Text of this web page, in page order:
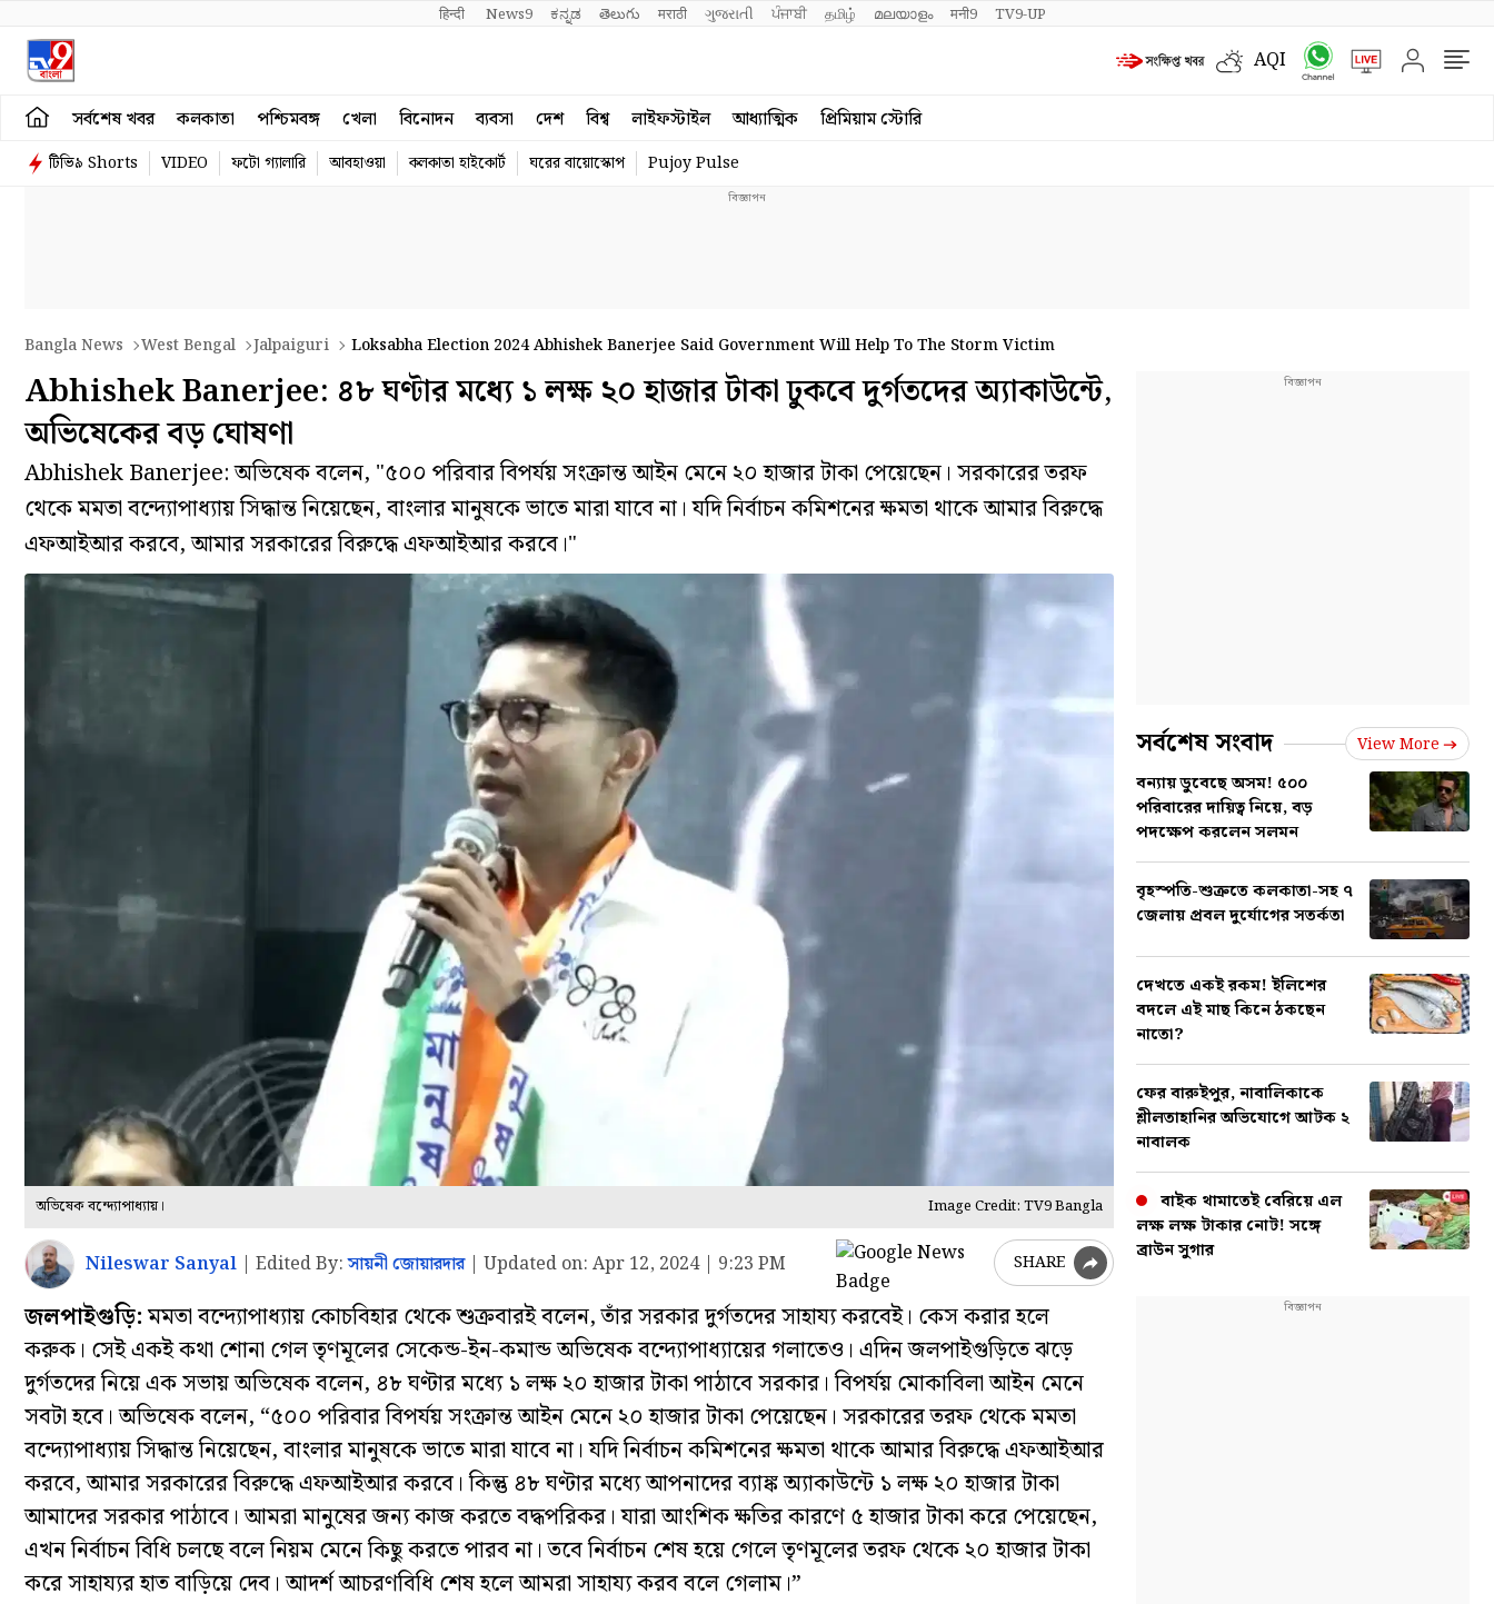
हिन्दी News9 ಕನ್ನಡ తెలుగు मराठी ગુજરાતી ਪੰਜਾਬੀ தமிழ் മലയാളം मनी9 TV9-UP
AQI
সর্বশেষ খবর কলকাতা পশ্চিমবঙ্গ খেলা বিনোদন ব্যবসা দেশ বিশ্ব লাইফস্টাইল আধ্যাত্মিক প্রিমিয়াম স্টোরি
টিভি৯ Shorts VIDEO ফটো গ্যালারি আবহাওয়া কলকাতা হাইকোর্ট ঘরের বায়োস্কোপ Pujoy Pulse
Bangla News West Bengal Jalpaiguri Loksabha Election 2024 Abhishek Banerjee Said Government Will Help To The Storm Victim
Abhishek Banerjee: ৪৮ ঘণ্টার মধ্যে ১ লক্ষ ২০ হাজার টাকা ঢুকবে দুর্গতদের অ্যাকাউন্টে,
অভিষেকের বড় ঘোষণা
Abhishek Banerjee: অভিষেক বলেন, "৫০০ পরিবার বিপর্যয় সংক্রান্ত আইন মেনে ২০ হাজার টাকা পেয়েছেন। সরকারের তরফ
থেকে মমতা বন্দ্যোপাধ্যায় সিদ্ধান্ত নিয়েছেন, বাংলার মানুষকে ভাতে মারা যাবে না। যদি নির্বাচন কমিশনের ক্ষমতা থাকে আমার বিরুদ্ধে
এফআইআর করবে, আমার সরকারের বিরুদ্ধে এফআইআর করবে।"
অভিষেক বন্দ্যোপাধ্যায়। Image Credit: TV9 Bangla
Nileswar Sanyal | Edited By:সায়নী জোয়ারদার| Updated on: Apr 12, 2024 | 9:23 PM SHARE
জলপাইগুড়ি:মমতা বন্দ্যোপাধ্যায় কোচবিহার থেকে শুক্রবারই বলেন, তাঁর সরকার দুর্গতদের সাহায্য করবেই। কেস করার হলে
করুক। সেই একই কথা শোনা গেল তৃণমূলের সেকেন্ড-ইন-কমান্ড অভিষেক বন্দ্যোপাধ্যায়ের গলাতেও। এদিন জলপাইগুড়িতে ঝড়ে
দুর্গতদের নিয়ে এক সভায় অভিষেক বলেন, ৪৮ ঘণ্টার মধ্যে ১ লক্ষ ২০ হাজার টাকা পাঠাবে সরকার। বিপর্যয় মোকাবিলা আইন মেনে
সবটা হবে। অভিষেক বলেন, “৫০০ পরিবার বিপর্যয় সংক্রান্ত আইন মেনে ২০ হাজার টাকা পেয়েছেন। সরকারের তরফ থেকে মমতা
বন্দ্যোপাধ্যায় সিদ্ধান্ত নিয়েছেন, বাংলার মানুষকে ভাতে মারা যাবে না। যদি নির্বাচন কমিশনের ক্ষমতা থাকে আমার বিরুদ্ধে এফআইআর
করবে, আমার সরকারের বিরুদ্ধে এফআইআর করবে। কিন্তু ৪৮ ঘণ্টার মধ্যে আপনাদের ব্যাঙ্ক অ্যাকাউন্টে ১ লক্ষ ২০ হাজার টাকা
আমাদের সরকার পাঠাবে। আমরা মানুষের জন্য কাজ করতে বদ্ধপরিকর। যারা আংশিক ক্ষতির কারণে ৫ হাজার টাকা করে পেয়েছেন,
এখন নির্বাচন বিধি চলছে বলে নিয়ম মেনে কিছু করতে পারব না। তবে নির্বাচন শেষ হয়ে গেলে তৃণমূলের তরফ থেকে ২০ হাজার টাকা
করে সাহায্যর হাত বাড়িয়ে দেব। আদর্শ আচরণবিধি শেষ হলে আমরা সাহায্য করব বলে গেলাম।”
সর্বশেষ সংবাদ View More
বন্যায় ডুবেছে অসম! ৫০০
পরিবারের দায়িত্ব নিয়ে, বড়
পদক্ষেপ করলেন সলমন
বৃহস্পতি-শুক্রতে কলকাতা-সহ ৭
জেলায় প্রবল দুর্যোগের সতর্কতা
দেখতে একই রকম! ইলিশের
বদলে এই মাছ কিনে ঠকছেন
নাতো?
ফের বারুইপুর, নাবালিকাকে
শ্লীলতাহানির অভিযোগে আটক ২
নাবালক
বাইক থামাতেই বেরিয়ে এল
লক্ষ লক্ষ টাকার নোট! সঙ্গে
ব্রাউন সুগার